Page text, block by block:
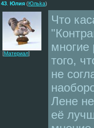
43 Юлия (Юльkа)
[Материал]
Что
многие
того,
не
Лене
её